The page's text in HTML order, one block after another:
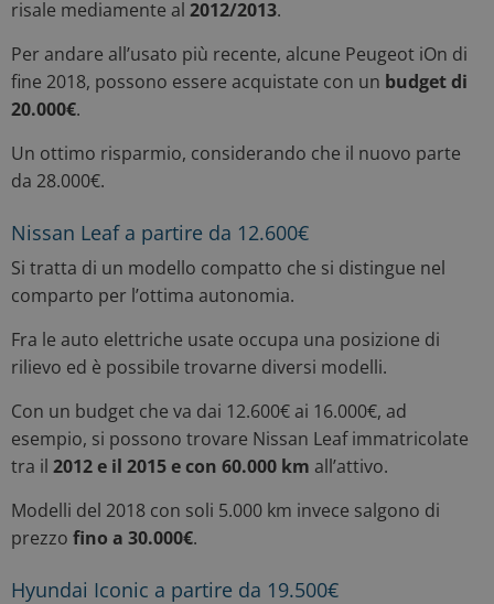
risale mediamente al 2012/2013.
Per andare all’usato più recente, alcune Peugeot iOn di
fine 2018, possono essere acquistate con un budget di
20.000€.
Un ottimo risparmio, considerando che il nuovo parte
da 28.000€.
Nissan Leaf a partire da 12.600€
Si tratta di un modello compatto che si distingue nel
comparto per l’ottima autonomia.
Fra le auto elettriche usate occupa una posizione di
rilievo ed è possibile trovarne diversi modelli.
Con un budget che va dai 12.600€ ai 16.000€, ad
esempio, si possono trovare Nissan Leaf immatricolate
tra il 2012 e il 2015 e con 60.000 km all’attivo.
Modelli del 2018 con soli 5.000 km invece salgono di
prezzo fino a 30.000€.
Hyundai Iconic a partire da 19.500€